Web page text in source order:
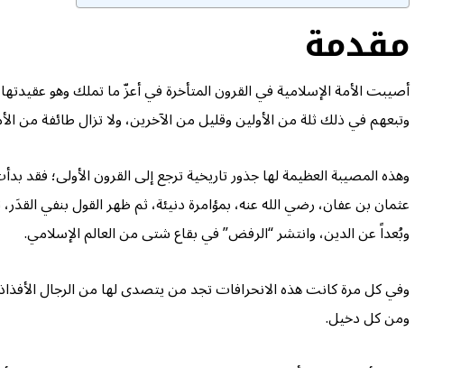
مقدمة
أصيبت الأمة الإسلامية في القرون المتأخرة في أعزّ ما تملك وهو
وتبعهم في ذلك ثلة من الأولين وقليل من الآخرين، ولا تزال طائفة من
وهذه المصيبة العظيمة لها جذور تاريخية ترجع إلى القرون الأولى؛
عثمان بن عفان، رضي الله عنه، بمؤامرة دنيئة، ثم ظهر القول بنفي
وبُعداً عن الدين، وانتشر “الرفض” في بقاع شتى من العالم الإسلامي.
وفي كل مرة كانت هذه الانحرافات تجد من يتصدى لها من الرجال الأفذاذ
ومن كل دخيل.